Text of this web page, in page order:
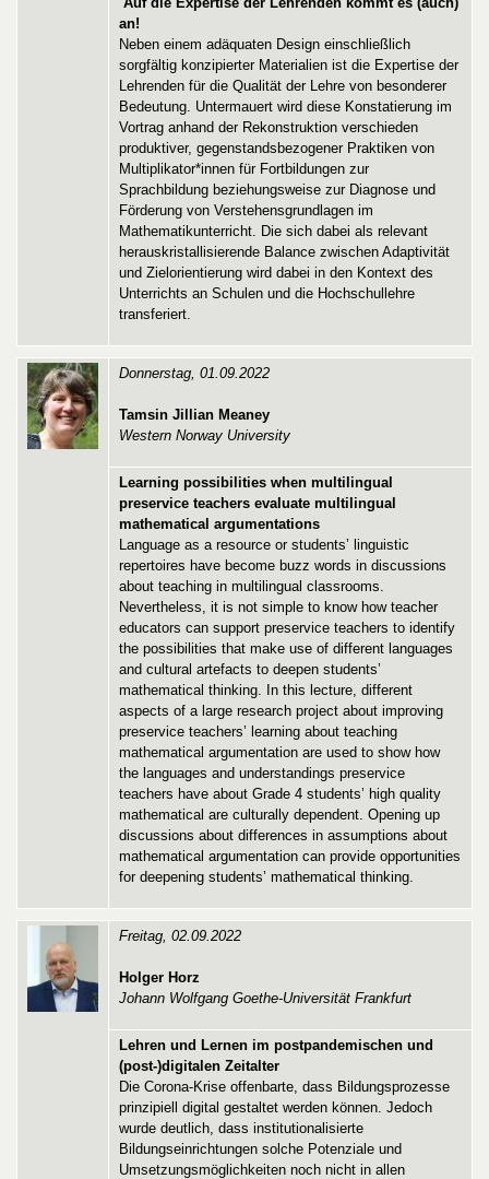
an!
Neben einem adäquaten Design einschließlich
sorgfältig konzipierter Materialien ist die Expertise der
Lehrenden für die Qualität der Lehre von besonderer
Bedeutung. Untermauert wird diese Konstatierung im
Vortrag anhand der Rekonstruktion verschieden
produktiver, gegenstandsbezogener Praktiken von
Multiplikator*innen für Fortbildungen zur
Sprachbildung beziehungsweise zur Diagnose und
Förderung von Verstehensgrundlagen im
Mathematikunterricht. Die sich dabei als relevant
herauskristallisierende Balance zwischen Adaptivität
und Zielorientierung wird dabei in den Kontext des
Unterrichts an Schulen und die Hochschullehre
transferiert.
Donnerstag, 01.09.2022
Tamsin Jillian Meaney
Western Norway University
Learning possibilities when multilingual
preservice teachers evaluate multilingual
mathematical argumentations
Language as a resource or students’ linguistic
repertoires have become buzz words in discussions
about teaching in multilingual classrooms.
Nevertheless, it is not simple to know how teacher
educators can support preservice teachers to identify
the possibilities that make use of different languages
and cultural artefacts to deepen students’
mathematical thinking. In this lecture, different
aspects of a large research project about improving
preservice teachers’ learning about teaching
mathematical argumentation are used to show how
the languages and understandings preservice
teachers have about Grade 4 students’ high quality
mathematical are culturally dependent. Opening up
discussions about differences in assumptions about
mathematical argumentation can provide opportunities
for deepening students’ mathematical thinking.
Freitag, 02.09.2022
Holger Horz
Johann Wolfgang Goethe-Universität Frankfurt
Lehren und Lernen im postpandemischen und
(post-)digitalen Zeitalter
Die Corona-Krise offenbarte, dass Bildungsprozesse
prinzipiell digital gestaltet werden können. Jedoch
wurde deutlich, dass institutionalisierte
Bildungseinrichtungen solche Potenziale und
Umsetzungsmöglichkeiten noch nicht in allen